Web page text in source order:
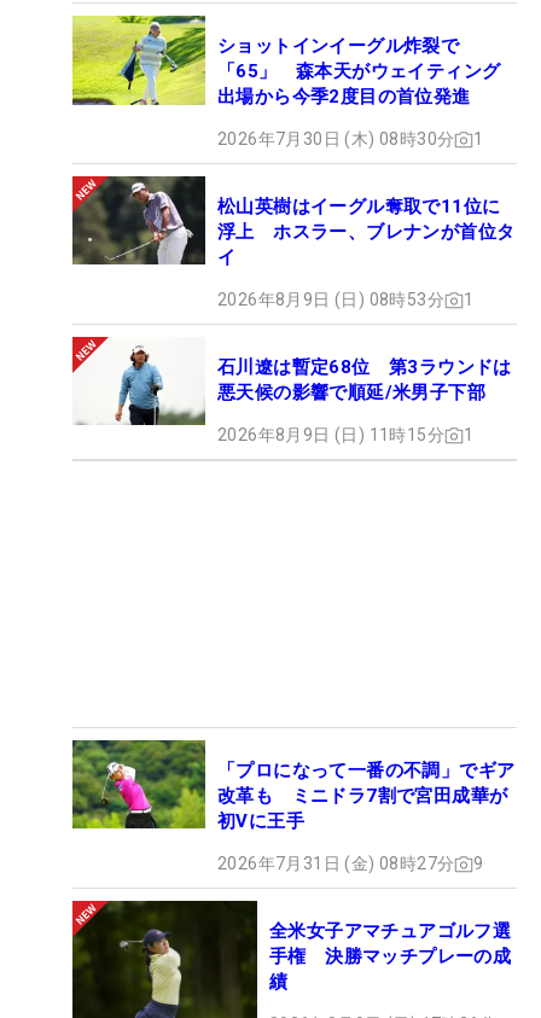
ショットインイーグル炸裂で
「65」 森本天がウェイティング
出場から今季2度目の首位発進
2026年7月30日 (木) 08時30分 1
松山英樹はイーグル奪取で11位に
浮上 ホスラー、ブレナンが首位タ
イ
2026年8月9日 (日) 08時53分 1
石川遼は暫定68位 第3ラウンドは
悪天候の影響で順延/米男子下部
2026年8月9日 (日) 11時15分 1
「プロになって一番の不調」でギア
改革も ミニドラ7割で宮田成華が
初Vに王手
2026年7月31日 (金) 08時27分 9
全米女子アマチュアゴルフ選
手権 決勝マッチプレーの成
績